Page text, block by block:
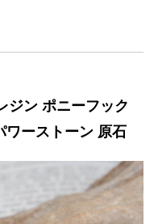
ジン ポニーフック
ーストーン 原石